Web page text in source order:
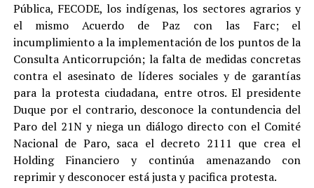
Pública, FECODE, los indígenas, los sectores agrarios y
el mismo Acuerdo de Paz con las Farc; el
incumplimiento a la implementación de los puntos de la
Consulta Anticorrupción; la falta de medidas concretas
contra el asesinato de líderes sociales y de garantías
para la protesta ciudadana, entre otros. El presidente
Duque por el contrario, desconoce la contundencia del
Paro del 21N y niega un diálogo directo con el Comité
Nacional de Paro, saca el decreto 2111 que crea el
Holding Financiero y continúa amenazando con
reprimir y desconocer está justa y pacifica protesta.